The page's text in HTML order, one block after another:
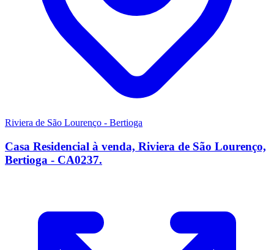
Riviera de São Lourenço - Bertioga
Casa Residencial à venda, Riviera de São Lourenço,
Bertioga - CA0237.